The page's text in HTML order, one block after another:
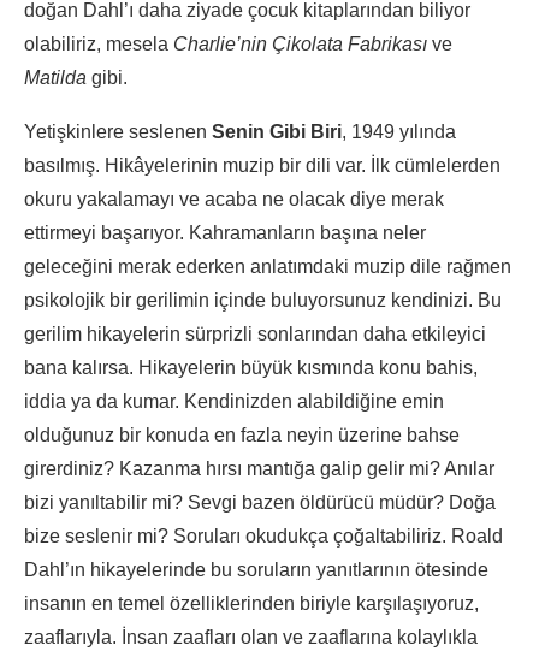
doğan Dahl’ı daha ziyade çocuk kitaplarından biliyor
olabiliriz, mesela Charlie’nin Çikolata Fabrikası ve
Matilda gibi.
Yetişkinlere seslenen Senin Gibi Biri, 1949 yılında
basılmış. Hikâyelerinin muzip bir dili var. İlk cümlelerden
okuru yakalamayı ve acaba ne olacak diye merak
ettirmeyi başarıyor. Kahramanların başına neler
geleceğini merak ederken anlatımdaki muzip dile rağmen
psikolojik bir gerilimin içinde buluyorsunuz kendinizi. Bu
gerilim hikayelerin sürprizli sonlarından daha etkileyici
bana kalırsa. Hikayelerin büyük kısmında konu bahis,
iddia ya da kumar. Kendinizden alabildiğine emin
olduğunuz bir konuda en fazla neyin üzerine bahse
girerdiniz? Kazanma hırsı mantığa galip gelir mi? Anılar
bizi yanıltabilir mi? Sevgi bazen öldürücü müdür? Doğa
bize seslenir mi? Soruları okudukça çoğaltabiliriz. Roald
Dahl’ın hikayelerinde bu soruların yanıtlarının ötesinde
insanın en temel özelliklerinden biriyle karşılaşıyoruz,
zaaflarıyla. İnsan zaafları olan ve zaaflarına kolaylıkla